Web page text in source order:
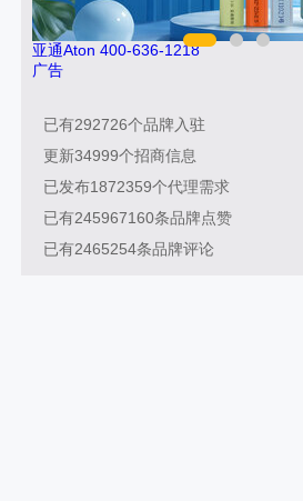
亚通Aton 400-636-1218
广告
已有292726个品牌入驻
更新34999个招商信息
已发布1872359个代理需求
已有245967160条品牌点赞
已有2465254条品牌评论